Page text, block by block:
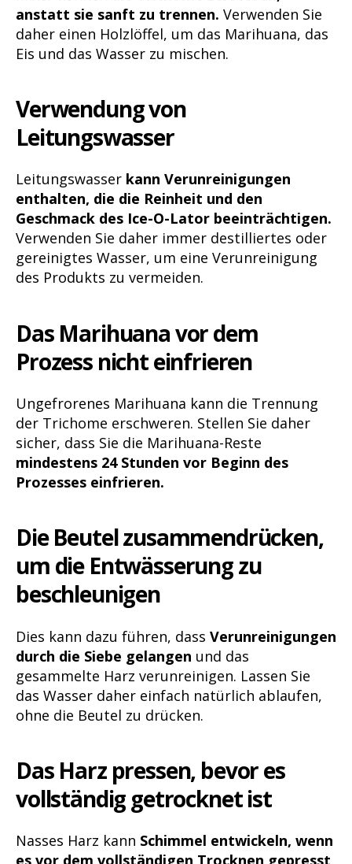
anstatt sie sanft zu trennen. Verwenden Sie
daher einen Holzlöffel, um das Marihuana, das
Eis und das Wasser zu mischen.
Verwendung von
Leitungswasser
Leitungswasser kann Verunreinigungen
enthalten, die die Reinheit und den
Geschmack des Ice-O-Lator beeinträchtigen.
Verwenden Sie daher immer destilliertes oder
gereinigtes Wasser, um eine Verunreinigung
des Produkts zu vermeiden.
Das Marihuana vor dem
Prozess nicht einfrieren
Ungefrorenes Marihuana kann die Trennung
der Trichome erschweren. Stellen Sie daher
sicher, dass Sie die Marihuana-Reste
mindestens 24 Stunden vor Beginn des
Prozesses einfrieren.
Die Beutel zusammendrücken,
um die Entwässerung zu
beschleunigen
Dies kann dazu führen, dass Verunreinigungen
durch die Siebe gelangen und das
gesammelte Harz verunreinigen. Lassen Sie
das Wasser daher einfach natürlich ablaufen,
ohne die Beutel zu drücken.
Das Harz pressen, bevor es
vollständig getrocknet ist
Nasses Harz kann Schimmel entwickeln, wenn